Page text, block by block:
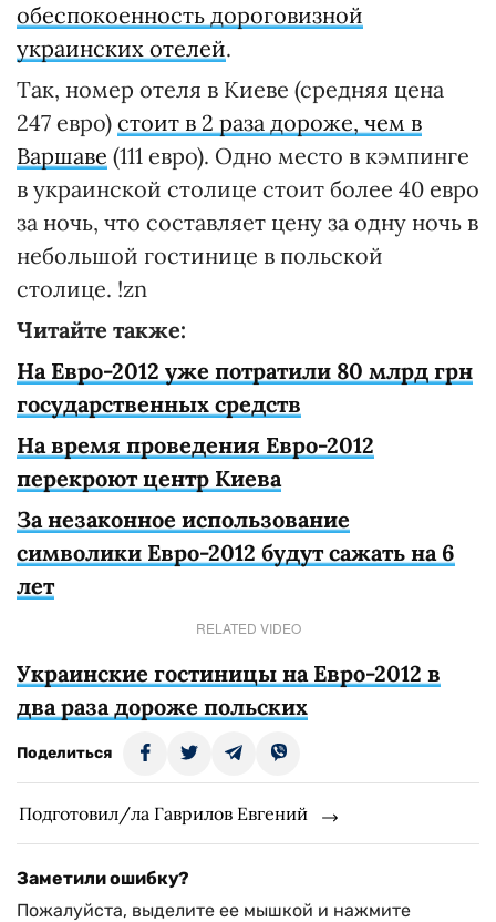
обеспокоенность дороговизной
украинских отелей.
Так, номер отеля в Киеве (средняя цена
247 евро) стоит в 2 раза дороже, чем в
Варшаве (111 евро). Одно место в кэмпинге
в украинской столице стоит более 40 евро
за ночь, что составляет цену за одну ночь в
небольшой гостинице в польской
столице. !zn
Читайте также:
На Евро-2012 уже потратили 80 млрд грн
государственных средств
На время проведения Евро-2012
перекроют центр Киева
За незаконное использование
символики Евро-2012 будут сажать на 6
лет
RELATED VIDEO
Украинские гостиницы на Евро-2012 в
два раза дороже польских
Поделиться
Подготовил/ла Гаврилов Евгений
Заметили ошибку?
Пожалуйста, выделите ее мышкой и нажмите